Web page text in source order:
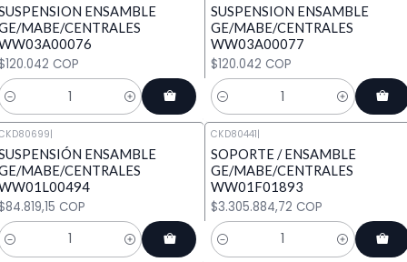
ENSAMBLE
MABE/CENTRALES
COP
SUSPENSION ENSAMBLE
GE/MABE/CENTRALES
WW03A00077
$120.042 COP
Cantidad
|
ENSAMBLE
MABE/CENTRALES
COP
CKD80441|
SOPORTE / ENSAMBLE
GE/MABE/CENTRALES
WW01F01893
$3.305.884,72 COP
Cantidad